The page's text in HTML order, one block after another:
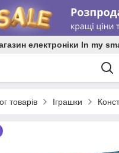
електроніки In my
товарів Іграшки